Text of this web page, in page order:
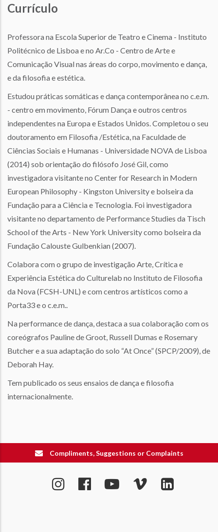
Currículo
Professora na Escola Superior de Teatro e Cinema - Instituto
Politécnico de Lisboa e no Ar.Co - Centro de Arte e
Comunicação Visual nas áreas do corpo, movimento e dança,
e da filosofia e estética.
Estudou práticas somáticas e dança contemporânea no c.e.m.
- centro em movimento, Fórum Dança e outros centros
independentes na Europa e Estados Unidos. Completou o seu
doutoramento em Filosofia /Estética, na Faculdade de
Ciências Sociais e Humanas - Universidade NOVA de Lisboa
(2014) sob orientação do filósofo José Gil, como
investigadora visitante no Center for Research in Modern
European Philosophy - Kingston University e bolseira da
Fundação para a Ciência e Tecnologia. Foi investigadora
visitante no departamento de Performance Studies da Tisch
School of the Arts - New York University como bolseira da
Fundação Calouste Gulbenkian (2007).
Colabora com o grupo de investigação Arte, Crítica e
Experiência Estética do Culturelab no Instituto de Filosofia
da Nova (FCSH-UNL) e com centros artísticos como a
Porta33 e o c.e.m..
Na performance de dança, destaca a sua colaboração com os
coreógrafos Pauline de Groot, Russell Dumas e Rosemary
Butcher e a sua adaptação do solo “At Once” (SPCP/2009), de
Deborah Hay.
Tem publicado os seus ensaios de dança e filosofia
internacionalmente.
Compliments, Suggestions or Complaints